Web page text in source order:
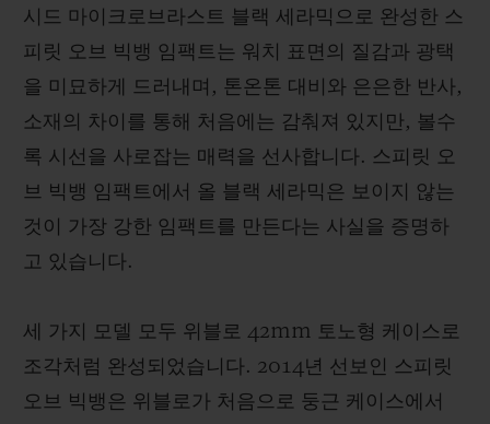
시드 마이크로브라스트 블랙 세라믹으로 완성한 스
피릿 오브 빅뱅 임팩트는 워치 표면의 질감과 광택
을 미묘하게 드러내며, 톤온톤 대비와 은은한 반사,
소재의 차이를 통해 처음에는 감춰져 있지만, 볼수
록 시선을 사로잡는 매력을 선사합니다. 스피릿 오
브 빅뱅 임팩트에서 올 블랙 세라믹은 보이지 않는
것이 가장 강한 임팩트를 만든다는 사실을 증명하
고 있습니다.
세 가지 모델 모두 위블로 42mm 토노형 케이스로
조각처럼 완성되었습니다. 2014년 선보인 스피릿
오브 빅뱅은 위블로가 처음으로 둥근 케이스에서